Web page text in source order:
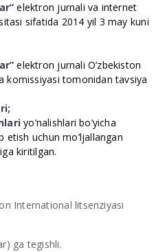
elektron jurnali va internet
sifatida 2014 yil 3 may kuni
elektron jurnali O’zbekiston
komissiyasi tomonidan tavsiya
yo’nalishlari bo’yicha
uchun mo’ljallangan
kiritilgan.
International litsenziyasi
ga tegishli.